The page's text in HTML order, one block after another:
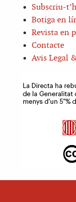
Subscriu-
Botiga en
Revista en
Contacte
Avis Legal